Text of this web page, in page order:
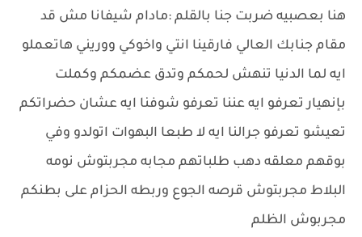
هنا بعصبيه ضربت جنا بالقلم :مادام شيفانا مش قد
مقام جنابك العالي فارقينا انتي واخوكي ووريني هاتعملو
ايه لما الدنيا تنهش لحمكم وتدق عضمكم وكملت
بإنهيار تعرفو ايه عننا تعرفو شوفنا ايه عشان حضراتكم
تعيشو تعرفو جرالنا ايه لا طبعا البهوات اتولدو وفي
بوقهم معلقه دهب طلباتهم مجابه مجربتوش نومه
البلاط مجربتوش قرصه الجوع وربطه الحزام على بطنكم
مجربوش الظلم